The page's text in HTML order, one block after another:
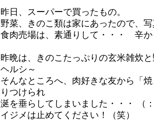
昨日、スーパーで買ったもの。
野菜、きのこ類は家にあったので、
食肉売場は、素通りして・・・ 辛か
昨晩は、きのこたっぷりの玄米雑炊
ヘルシ～
そんなところへ、肉好きな友から「
りつけられ
涎を垂らしてしまいました・・・ （
イジメは止めてください！（笑）